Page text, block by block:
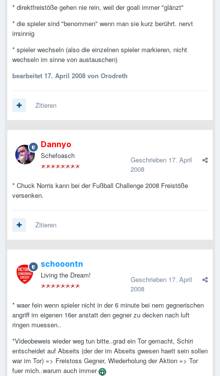
* direktfreistöße gehen nie rein, weil der goali immer "glänzt"
* die spieler sind "benommen" wenn man sie kurz berührt. nervt
irrsinnig
* spieler wechseln (also die einzelnen spieler markieren, nicht
wechseln im sinne von austauschen)
bearbeitet 17. April 2008 von Orodreth
Zitieren
Dannyo
Schefoasch Geschrieben 17. April
2008
* Chuck Norris kann bei der Fußball Challenge 2008 Freistöße
versenken.
Zitieren
schooontn
Living the Dream! Geschrieben 17. April
2008
* waer fein wenn spieler nicht in der 6 minute bei nem gegnerischen
angriff im eigenen 16er anstatt den gegner zu decken nach luft
ringen muessen..
*Videobeweis wieder weg tun bitte..grad ein Tor gemacht, Schiri
entscheidet auf Abseits (der der im Abseits gwesen haett sein sollen
war im Tor) => Freistoss Gegner, Wiederholung der Aktion => Tor
fuer mich..warum auch immer